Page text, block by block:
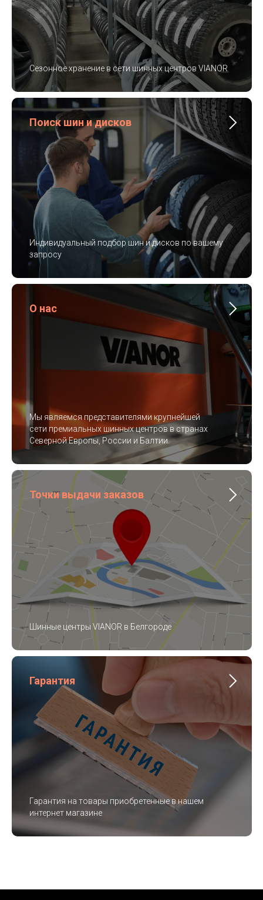
Сезонное хранение в сети шинных центров VIANOR
Поиск шин и дисков
Индивидуальный подбор шин и дисков по вашему
запросу
О нас
Мы являемся представителями крупнейшей
сети премиальных шинных центров в странах
Северной Европы, России и Балтии.
Точки выдачи заказов
Шинные центры VIANOR в Белгороде
Гарантия
Гарантия на товары приобретенные в нашем
интернет магазине